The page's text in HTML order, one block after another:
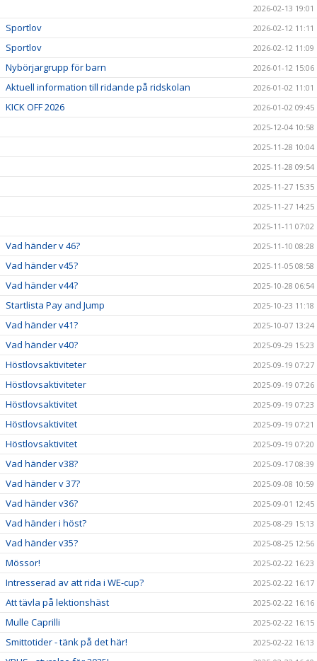
2026-02-13 19:01
Sportlov 2026-02-12 11:11
Sportlov 2026-02-12 11:09
Nybörjargrupp för barn 2026-01-12 15:06
Aktuell information till ridande på ridskolan 2026-01-02 11:01
KICK OFF 2026
2026-01-02 09:45
2025-12-04 10:58
2025-11-28 10:04
2025-11-28 09:54
2025-11-27 15:35
2025-11-27 14:25
2025-11-11 07:02
Vad händer v 46? 2025-11-10 08:28
Vad händer v45? 2025-11-05 08:58
Vad händer v44? 2025-10-28 06:54
Startlista Pay and Jump 2025-10-23 11:18
Vad händer v41? 2025-10-07 13:24
Vad händer v40? 2025-09-29 15:23
Höstlovsaktiviteter 2025-09-19 07:27
Höstlovsaktiviteter 2025-09-19 07:26
Höstlovsaktivitet 2025-09-19 07:23
Höstlovsaktivitet 2025-09-19 07:21
Höstlovsaktivitet 2025-09-19 07:20
Vad händer v38? 2025-09-17 08:39
Vad händer v 37? 2025-09-08 10:59
Vad händer v36? 2025-09-01 12:45
Vad händer i höst? 2025-08-29 15:13
Vad händer v35? 2025-08-25 12:56
Mössor! 2025-02-22 16:23
Intresserad av att rida i WE-cup? 2025-02-22 16:17
Att tävla på lektionshäst 2025-02-22 16:16
Mulle Caprilli 2025-02-22 16:15
Smittotider - tänk på det här! 2025-02-22 16:13